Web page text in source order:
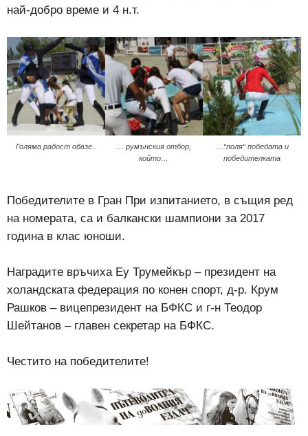
най-добро време и 4 н.т.
Голяма радост обвзе..
… румънския отбор,
който…
…“поля“ победата и
победителката
Победителите в Гран При изпитанието, в същия ред
на номерата, са и балкански шампиони за 2017
година в клас юноши.
Наградите връчиха Еу Трумейкър – президент на
холандската федерация по конен спорт, д-р. Крум
Рашков – вицепрезидент на БФКС и г-н Теодор
Шейтанов – главен секретар на БФКС.
Честито на победителите!